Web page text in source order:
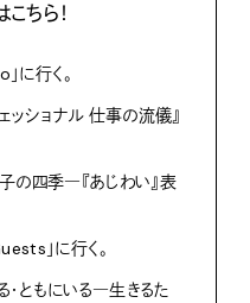
ちら！
に行く。
ッショナル 仕事の流儀』
四季―『あじわい』表
」に行く。
・ともにいる―生きるた